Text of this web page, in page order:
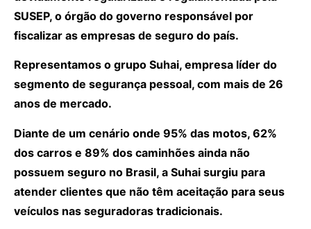
SUSEP, o órgão do governo responsável por
fiscalizar as empresas de seguro do país.
Representamos o grupo Suhai, empresa líder do
segmento de segurança pessoal, com mais de 26
anos de mercado.
Diante de um cenário onde 95% das motos, 62%
dos carros e 89% dos caminhões ainda não
possuem seguro no Brasil, a Suhai surgiu para
atender clientes que não têm aceitação para seus
veículos nas seguradoras tradicionais.